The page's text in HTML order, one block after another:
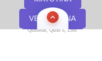
Quinielas, Quini 6, Loto